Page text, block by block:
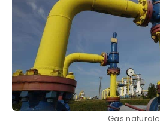
Gas naturale